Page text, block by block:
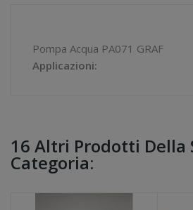
Pompa Acqua PA071 GRAF
Applicazioni:
16 Altri Prodotti Della
Categoria: